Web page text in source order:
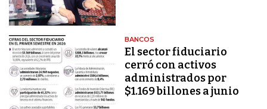
BANCOS
El sector fiduciario
cerró con activos
administrados por
$1.169 billones a junio